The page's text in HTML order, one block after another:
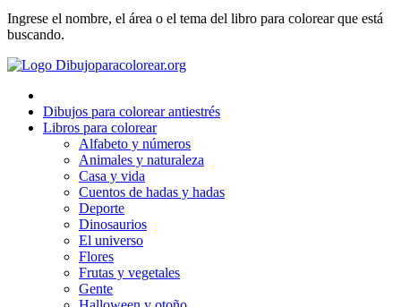
Deporte
Dinosaurios
Flores
Frutas y vegetales
Halloween y otoño
Invierno y navidad
Música e instrumentos musicales
Ingrese el nombre, el área o el tema del libro para colorear que está
buscando.
Dibujos para colorear antiestrés
Libros para colorear
Alfabeto y números
Animales y naturaleza
Casa y vida
Cuentos de hadas y hadas
Deporte
Dinosaurios
El universo
Flores
Frutas y vegetales
Gente